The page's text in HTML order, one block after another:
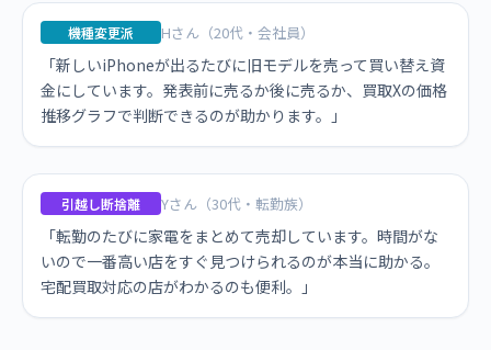
機種変更派 Hさん（20代・会社員）
「新しいiPhoneが出るたびに旧モデルを売って買い替え資
金にしています。発表前に売るか後に売るか、買取Xの価格
推移グラフで判断できるのが助かります。」
引越し断捨離 Yさん（30代・転勤族）
「転勤のたびに家電をまとめて売却しています。時間がな
いので一番高い店をすぐ見つけられるのが本当に助かる。
宅配買取対応の店がわかるのも便利。」